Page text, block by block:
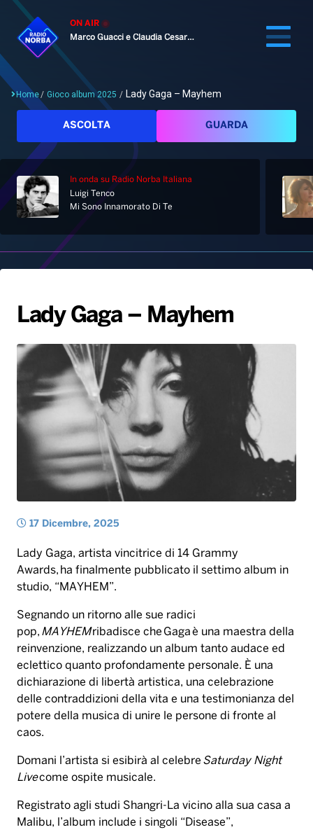
ON AIR
Marco Guacci e Claudia Cesaroni
Cerca
Home
Palinsesto
Hit Dance
Giochi&Concorsi
PALATOUR
Notizie
Locali
Musica e Spettacolo
Sport
Radio Norba Consiglia
Leggerissime
Playlist
Generale
Novità
Notiziario
Interviste
Oroscopo
Speciale Astrabilia 2026
Gallery
Radio Norba News TV
Voce al Bari
Battiti Live 2026
Gallery
Home/ Gioco album 2025 / Lady Gaga – Mayhem
ASCOLTA GUARDA
In onda su Radio Norba Italiana
Luigi Tenco
Mi Sono Innamorato Di Te
Lady Gaga – Mayhem
17 Dicembre, 2025
Lady Gaga, artista vincitrice di 14 Grammy
Awards, ha finalmente pubblicato il settimo album in
studio, “MAYHEM”.
Segnando un ritorno alle sue radici
pop, MAYHEMribadisce che Gaga è una maestra della
reinvenzione, realizzando un album tanto audace ed
eclettico quanto profondamente personale. È una
dichiarazione di libertà artistica, una celebrazione
delle contraddizioni della vita e una testimonianza del
potere della musica di unire le persone di fronte al
caos.
Domani l’artista si esibirà al celebre Saturday Night
Livecome ospite musicale.
Registrato agli studi Shangri-La vicino alla sua casa a
Malibu, l’album include i singoli “Disease”,